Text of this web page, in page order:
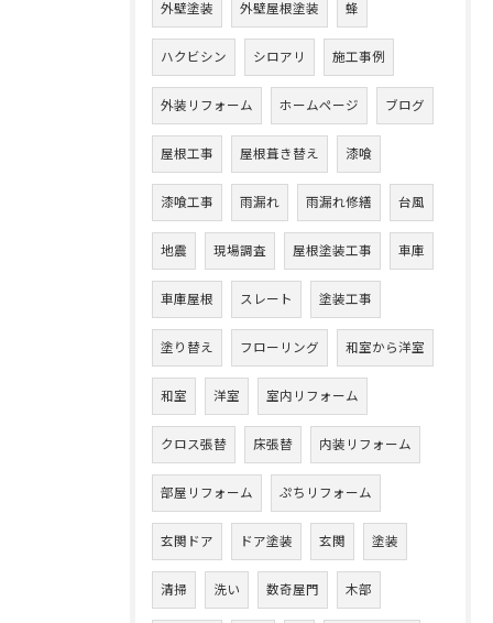
外壁塗装 外壁屋根塗装 蜂
ハクビシン シロアリ 施工事例
外装リフォーム ホームページ ブログ
屋根工事 屋根葺き替え 漆喰
漆喰工事 雨漏れ 雨漏れ修繕 台風
地震 現場調査 屋根塗装工事 車庫
車庫屋根 スレート 塗装工事
塗り替え フローリング 和室から洋室
和室 洋室 室内リフォーム
クロス張替 床張替 内装リフォーム
部屋リフォーム ぷちリフォーム
玄関ドア ドア塗装 玄関 塗装
清掃 洗い 数奇屋門 木部